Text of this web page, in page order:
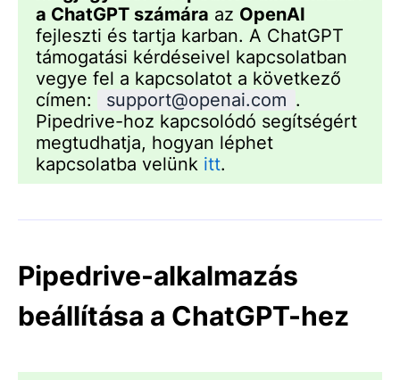
a ChatGPT számára az OpenAI
fejleszti és tartja karban. A ChatGPT
támogatási kérdéseivel kapcsolatban
vegye fel a kapcsolatot a következő
címen:
support@openai.com .
Pipedrive-hoz kapcsolódó segítségért
megtudhatja, hogyan léphet
kapcsolatba velünk itt.
Pipedrive-alkalmazás
beállítása a ChatGPT-hez